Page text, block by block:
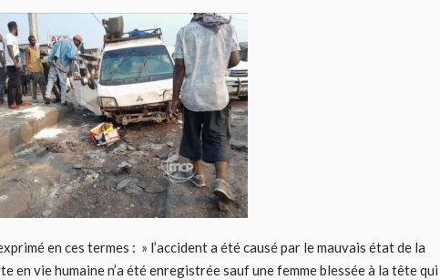
en ces termes : » l’accident a été causé par le mauvais état de la
en vie humaine n’a été enregistrée sauf une femme blessée à la tête qui